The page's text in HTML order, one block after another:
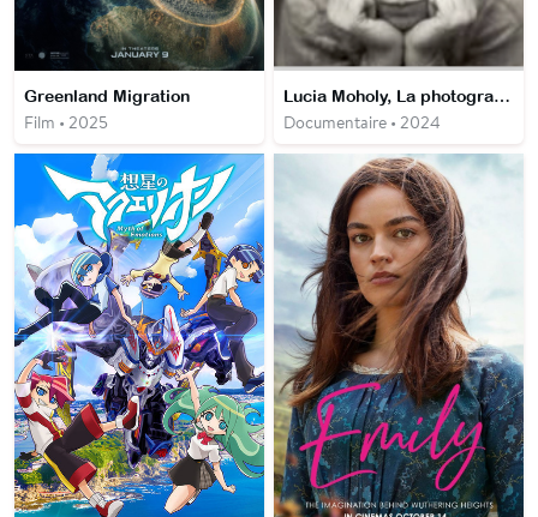
Greenland Migration
Film • 2025
Lucia Moholy, La photographe du Bauhaus
Documentaire • 2024